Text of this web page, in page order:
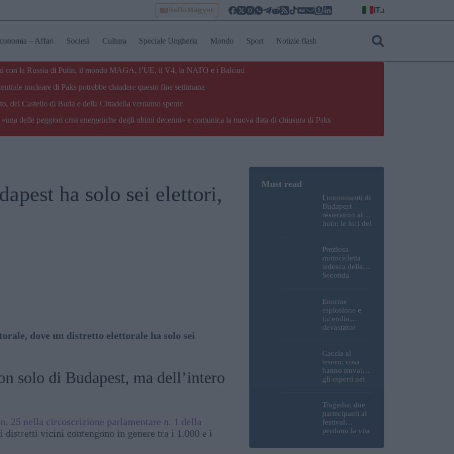
HelloMagyar IT
– Affari Società Cultura Speciale Ungheria Mondo Sport Notizie flash
con la Russia di Putin, il mondo MAGA, l’UE, il V4, la NATO e i Balcani
nucleare di Paks potrebbe chiudere questo fine settimana
del Castello di Buda e della Cittadella verranno spente
delle peggiori crisi energetiche degli ultimi decenni» e comunica la nuova data di chiusura di Paks
ha solo sei elettori,
dove un distretto elettorale ha solo sei
solo di Budapest, ma dell’intero
n. 25 nella circoscrizione parlamentare n. 1 della
vicini contengono in genere tra i 1.000 e i
I monumenti di
Budapest
resteranno al
buio: le luci del
Buda e della
Cittadella
verranno
spente
Preziosa
motocicletta
tedesca della
Seconda
umani ed
esplosivi
recuperati dal
Danubio a
Enorme
esplosione e
incendio
devastante
strategica della
MOL: i prezzi
del carburante
aumenteranno
Caccia al
tesoro: cosa
hanno trovato
gli esperti nei
tedesca
recuperata dal
Danubio a
Budapest –
Tragedia: due
partecipanti al
festival
perdono la vita
Festival in